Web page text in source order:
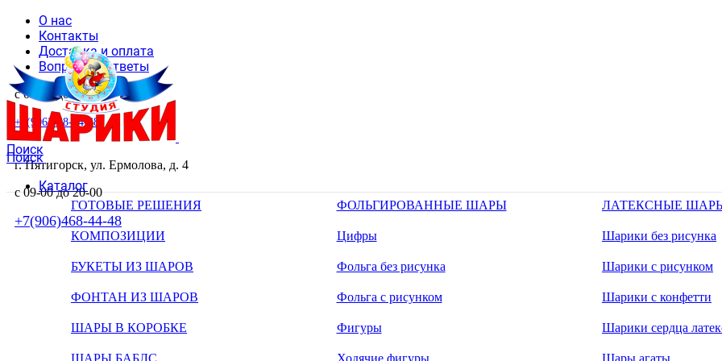
О нас
Контакты
Доставка и оплата
Вопросы и ответы
с 09-00 до 20-00
+7(906)468-44-48
Поиск
г. Пятигорск, ул. Ермолова, д. 4
с 09-00 до 20-00
+7(906)468-44-48
Поиск
Каталог
ГОТОВЫЕ РЕШЕНИЯ
КОМПОЗИЦИИ
БУКЕТЫ ИЗ ШАРОВ
ФОНТАН ИЗ ШАРОВ
ШАРЫ В КОРОБКЕ
ШАРЫ БАБЛС
ФОЛЬГИРОВАННЫЕ ШАРЫ
Цифры
Фольга без рисунка
Фольга с рисунком
Фигуры
Ходячие фигуры
ЛАТЕКСНЫЕ
Шарики без рисунка
Шарики с рисунком
Шарики с конфетти
Шарики сердца
Шары агаты